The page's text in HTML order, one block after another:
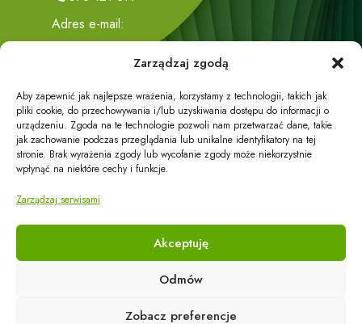
Zarządzaj zgodą
Aby zapewnić jak najlepsze wrażenia, korzystamy z technologii, takich jak
pliki cookie, do przechowywania i/lub uzyskiwania dostępu do informacji o
urządzeniu. Zgoda na te technologie pozwoli nam przetwarzać dane, takie
jak zachowanie podczas przeglądania lub unikalne identyfikatory na tej
stronie. Brak wyrażenia zgody lub wycofanie zgody może niekorzystnie
wpłynąć na niektóre cechy i funkcje.
Zarządzaj serwisami
Akceptuję
Odmów
Zobacz preferencje
Adres e-mail:
Trzciana 419
36-071 Trzciana
Działalność firmy dzieli się na część handlową i część
W części usługowej oferujemy Państwu profesjonalny